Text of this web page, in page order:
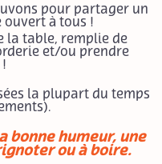
pour partager un
à tous !
la table, remplie de
et/ou prendre
la plupart du temps
bonne humeur, une
ou à boire.